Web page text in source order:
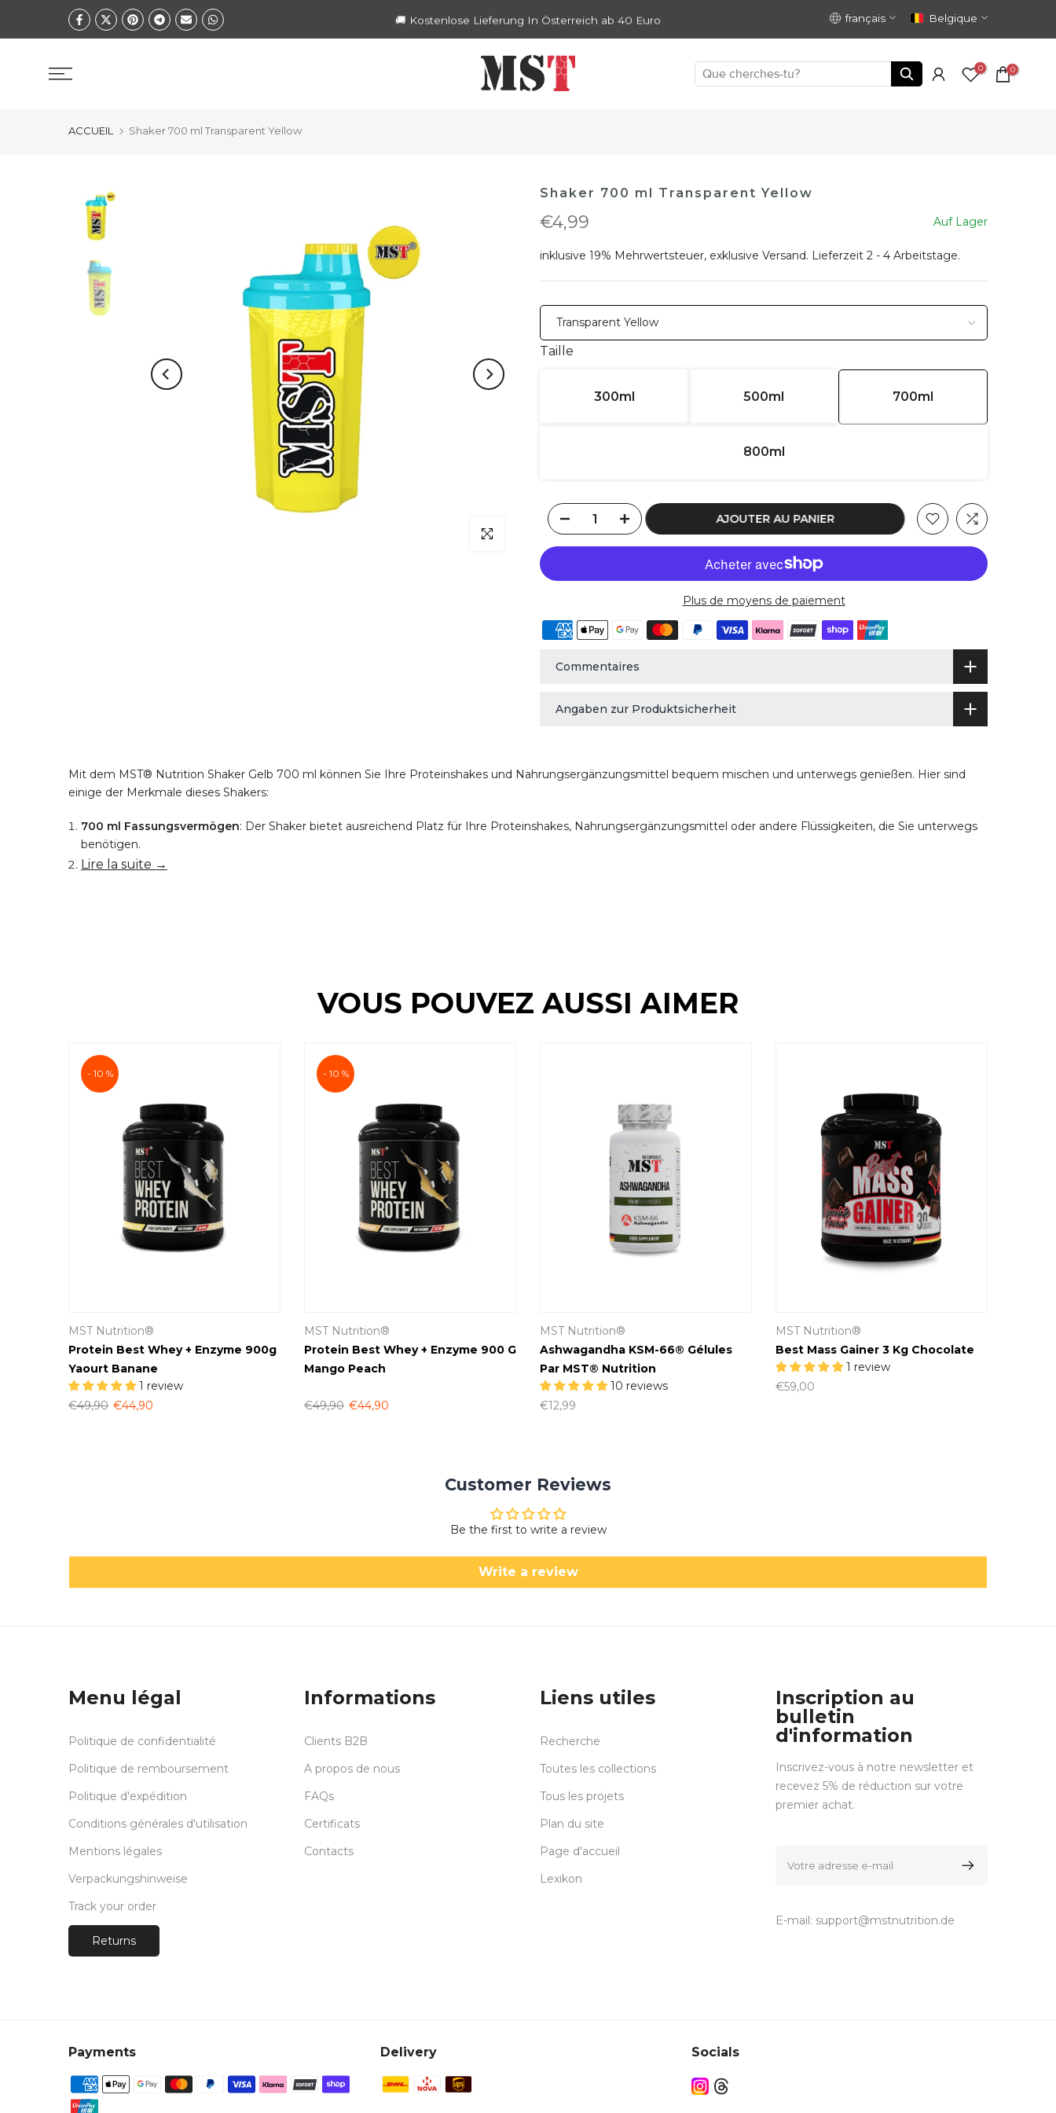
🚚 Kostenlose Lieferung In Österreich ab 40 Euro français Belgique
0 0
ACCUEIL Shaker 700 ml Transparent Yellow
klicken um zu vergrößern
Shaker 700 ml Transparent Yellow
€4,99 Auf Lager
inklusive 19% Mehrwertsteuer, exklusive Versand. Lieferzeit 2 - 4 Arbeitstage.
Taille
300ml 500ml 700ml
800ml
AJOUTER AU PANIER
Plus de moyens de paiement
Commentaires
Angaben zur Produktsicherheit
Mit dem MST® Nutrition Shaker Gelb 700 ml können Sie Ihre Proteinshakes und Nahrungsergänzungsmittel bequem mischen und unterwegs genießen. Hier sind
einige der Merkmale dieses Shakers:
700 ml Fassungsvermögen: Der Shaker bietet ausreichend Platz für Ihre Proteinshakes, Nahrungsergänzungsmittel oder andere Flüssigkeiten, die Sie unterwegs
benötigen.
Lire la suite →
VOUS POUVEZ AUSSI AIMER
MST Nutrition®
Ashwagandha KSM-66® Gélules
Par MST® Nutrition
10 reviews
€12,99
MST Nutrition®
Best Mass Gainer 3 Kg Chocolate
1 review
€59,00
- 10 %
MST Nutrition®
Protein Best Whey + Enzyme 900g
Yaourt Banane
1 review
€49,90 €44,90
- 10 %
MST Nutrition®
Protein Best Whey + Enzyme 900 G
Mango Peach
€49,90 €44,90
Customer Reviews
Be the first to write a review
Write a review
Menu légal
Politique de confidentialité
Politique de remboursement
Politique d'expédition
Conditions générales d'utilisation
Mentions légales
Verpackungshinweise
Track your order
Returns
Informations
Clients B2B
A propos de nous
FAQs
Certificats
Contacts
Liens utiles
Recherche
Toutes les collections
Tous les projets
Plan du site
Page d'accueil
Lexikon
Inscription au
bulletin
d'information
Inscrivez-vous à notre newsletter et
recevez 5% de réduction sur votre
premier achat.
E-mail: support@mstnutrition.de
Payments Delivery Socials